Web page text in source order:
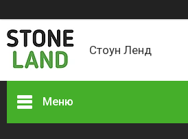
Стоун Ленд
Меню